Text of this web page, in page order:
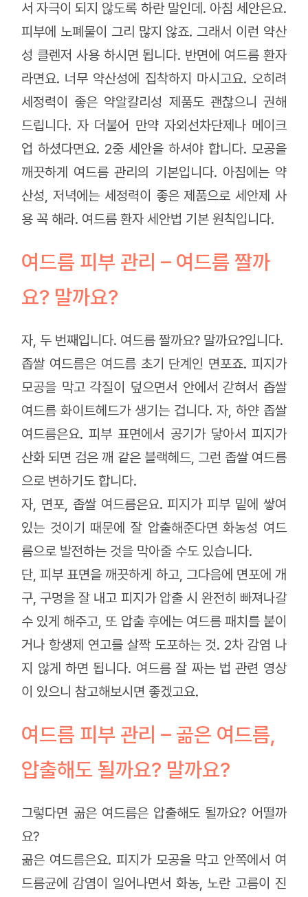
서 자극이 되지 않도록 하란 말인데. 아침 세안은요.
피부에 노폐물이 그리 많지 않죠. 그래서 이런 약산
성 클렌저 사용 하시면 됩니다. 반면에 여드름 환자
라면요. 너무 약산성에 집착하지 마시고요. 오히려
세정력이 좋은 약알칼리성 제품도 괜찮으니 권해
드립니다. 자 더불어 만약 자외선차단제나 메이크
업 하셨다면요. 2중 세안을 하셔야 합니다. 모공을
깨끗하게 여드름 관리의 기본입니다. 아침에는 약
산성, 저녁에는 세정력이 좋은 제품으로 세안제 사
용 꼭 해라. 여드름 환자 세안법 기본 원칙입니다.
여드름 피부 관리 – 여드름 짤까
요? 말까요?
자, 두 번째입니다. 여드름 짤까요? 말까요?입니다.
좁쌀 여드름은 여드름 초기 단계인 면포죠. 피지가
모공을 막고 각질이 덮으면서 안에서 갇혀서 좁쌀
여드름 화이트헤드가 생기는 겁니다. 자, 하얀 좁쌀
여드름은요. 피부 표면에서 공기가 닿아서 피지가
산화 되면 검은 깨 같은 블랙헤드, 그런 좁쌀 여드름
으로 변하기도 합니다.
자, 면포, 좁쌀 여드름은요. 피지가 피부 밑에 쌓여
있는 것이기 때문에 잘 압출해준다면 화농성 여드
름으로 발전하는 것을 막아줄 수도 있습니다.
단, 피부 표면을 깨끗하게 하고, 그다음에 면포에 개
구, 구멍을 잘 내고 피지가 압출 시 완전히 빠져나갈
수 있게 해주고, 또 압출 후에는 여드름 패치를 붙이
거나 항생제 연고를 살짝 도포하는 것. 2차 감염 나
지 않게 하면 됩니다. 여드름 잘 짜는 법 관련 영상
이 있으니 참고해보시면 좋겠고요.
여드름 피부 관리 – 곪은 여드름,
압출해도 될까요? 말까요?
그렇다면 곪은 여드름은 압출해도 될까요? 어떨까
요?
곪은 여드름은요. 피지가 모공을 막고 안쪽에서 여
드름균에 감염이 일어나면서 화농, 노란 고름이 진